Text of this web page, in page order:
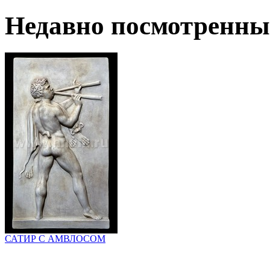
Недавно
САТИР С АМВЛОСОМ